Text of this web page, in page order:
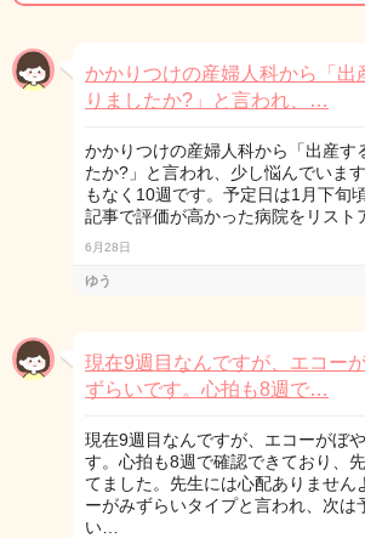
かかりつけの産婦人科から「出
りましたか?」と言われ、…
かかりつけの産婦人科から「出産す
たか?」と言われ、少し悩んでいま
もなく10週です。予定日は1月下旬
記事で評価が高かった病院をリスト
6月28日
ゆう
現在9週目なんですが、エコー
ずらいです。心拍も8週で…
現在9週目なんですが、エコーがぼ
す。心拍も8週で確認できており、
てました。先生には心配ありません
ーがみずらいタイプと言われ、次は
い…